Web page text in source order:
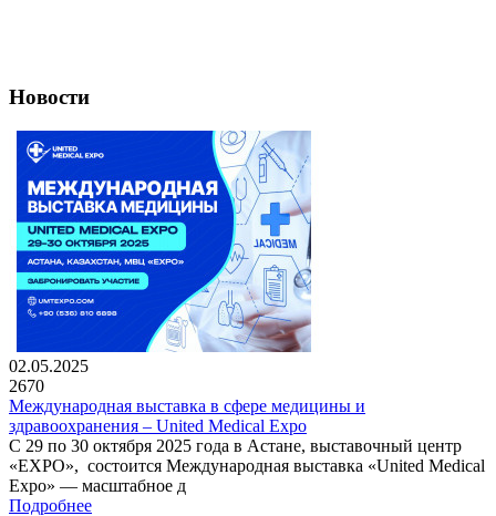
Новости
02.05.2025
2670
Международная выставка в сфере медицины и
здравоохранения – United Medical Expo
С 29 по 30 октября 2025 года в Астане, выставочный центр
«EXPO», состоится Международная выставка «United Medical
Expo» — масштабное д
Подробнее